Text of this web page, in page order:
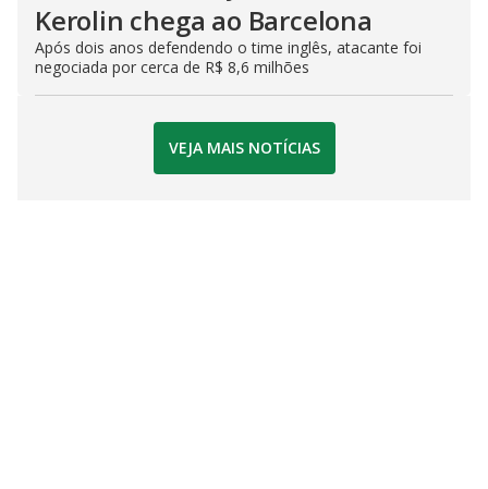
Kerolin chega ao Barcelona
Após dois anos defendendo o time inglês, atacante foi
negociada por cerca de R$ 8,6 milhões
VEJA MAIS NOTÍCIAS